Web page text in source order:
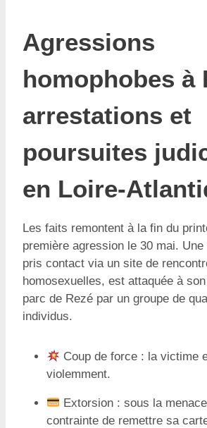
Agressions
homophobes à
arrestations et
poursuites
en Loire-
Les faits remontent à la fin du
première agression le 30 mai.
pris contact via un site de
homosexuelles, est attaquée à
parc de Rezé par un groupe de
individus.
Coup de force : la victime
violemment.
Extorsion : sous la
contrainte de remettre sa